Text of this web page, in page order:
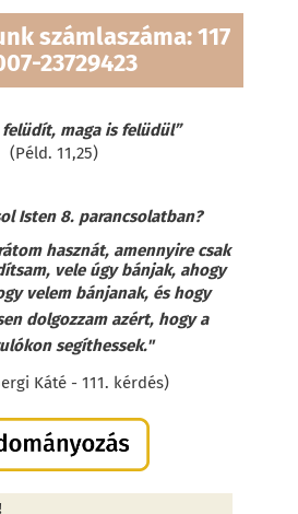
számlaszáma: 117
23729423
felüdít, maga is felüdül”
(Péld. 11,25)
Isten 8. parancsolatban?
hasznát, amennyire csak
vele úgy bánjak, ahogy
velem bánjanak, és hogy
dolgozzam azért, hogy a
segíthessek."
Káté - 111. kérdés)